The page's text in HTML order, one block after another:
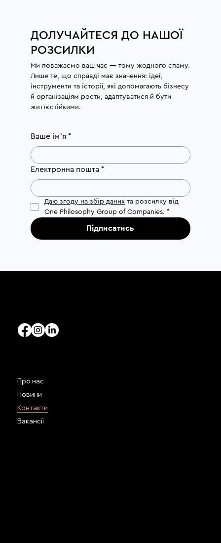
ДОЛУЧАЙТЕСЯ ДО НАШОЇ
РОЗСИЛКИ
Ми поважаємо ваш час — тому жодного спаму.
Лише те, що справді має значення: ідеї,
інструменти та історії, які допомагають бізнесу
й організаціям рости, адаптуватися й бути
життєстійкими.
Ваше імʼя *
Електронна пошта *
Даю згоду на збір даних та розсилку від
One Philosophy Group of Companies. *
Підписатись
Про нас
Новини
Контакти
Вакансії